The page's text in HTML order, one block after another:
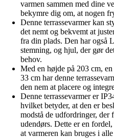
varmen sammen med dine
bekymre dig om, at nogen
Denne terrassevarmer kan
det nemt og bekvemt at
fra din plads. Den har også
stemning, og hjul, der gør
behov.
Med en højde på 203 cm,
33 cm har denne
den nem at placere og
Denne terrassevarmer er
hvilket betyder, at den er
modstå de udfordringer, der
udendørs. Dette er en
at varmeren kan bruges i